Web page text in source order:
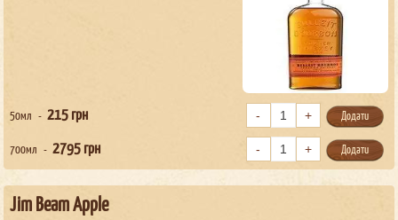
50мл 215 грн Додати
700мл 2795 грн Додати
Jim Beam Apple